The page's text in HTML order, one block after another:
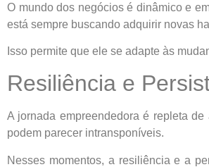
O mundo dos negócios é dinâmico e
está sempre buscando adquirir novas
Isso permite que ele se adapte às
Resiliência e
A jornada empreendedora é repleta
podem parecer intransponíveis.
Nesses momentos, a resiliência e a